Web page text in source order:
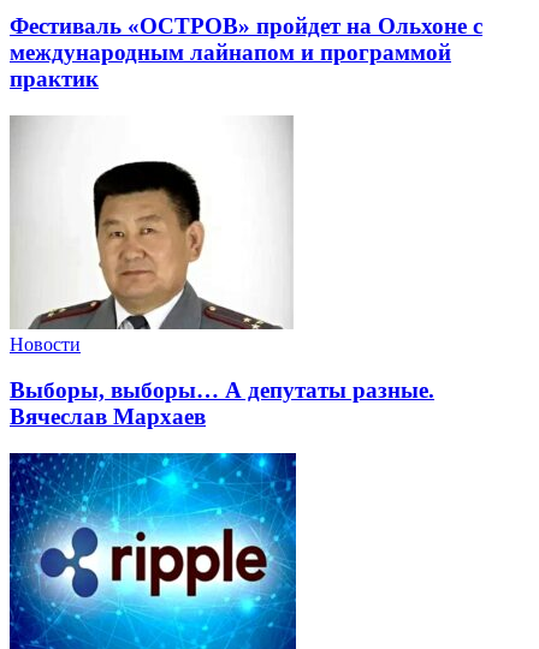
Фестиваль «ОСТРОВ» пройдет на Ольхоне с
международным лайнапом и программой
практик
Новости
Выборы, выборы… А депутаты разные.
Вячеслав Мархаев